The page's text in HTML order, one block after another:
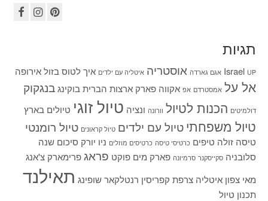
תגיות
Israel UP אגם גארדה אוסטריה איטליה עם ילדים איך לטוס בזולאירופה
אל על אמסטרדם אפ אקווה פארק ארצות הברית בוקינגבנגקוק
דולמיטים הכנות לטיול וורונה ונציה טיול זוגי טיולים בארץ
טיול משפחתיטיול עם ילדים טיול קראונים טיול רומנטי
טיסה זולה טיפים כרטיסי טיסה כרטיסים מוזלים ניו יורק סיכום שנה
סלובניה סקייסקנר סרמיונה פארק מים פוקט פראג פרימארק צ'אנג
מאי צפון איטליה צרפת קפריסין רנטלקארשופינג תאילנד
תכנון טיול